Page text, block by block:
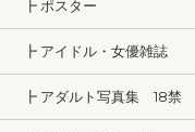
┣ ポスター
┣ アイドル・女優雑誌
┣ アダルト写真集 18禁